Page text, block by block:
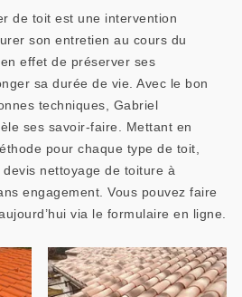
de toit est une intervention
son entretien au cours du
effet de préserver ses
sa durée de vie. Avec le bon
techniques, Gabriel
ses savoir-faire. Mettant en
pour chaque type de toit,
nettoyage de toiture à
engagement. Vous pouvez faire
via le formulaire en ligne.